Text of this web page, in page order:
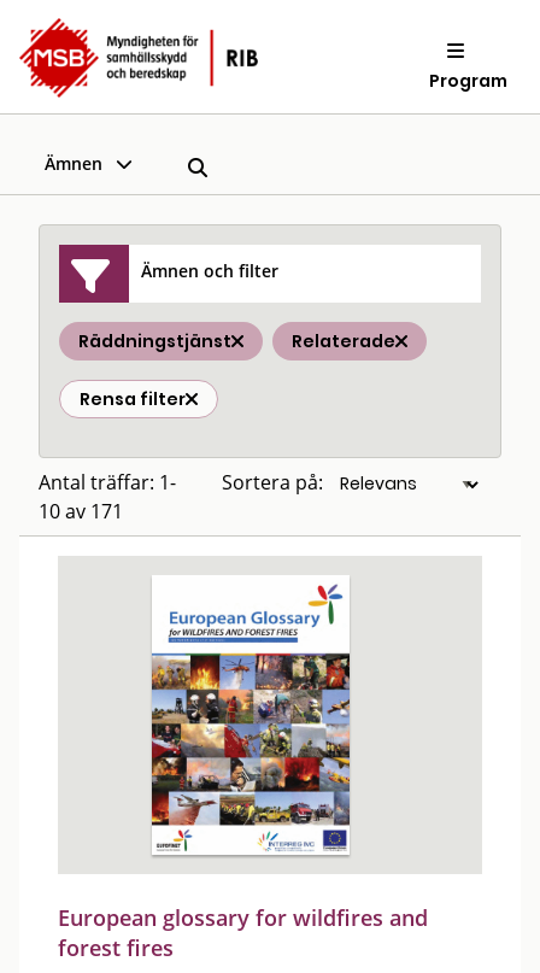
Program
Ämnen
Ämnen och filter
Räddningstjänst Relaterade
Rensa filter
Antal träffar: 1-
10 av 171
Sortera på:
European glossary for wildfires and
forest fires